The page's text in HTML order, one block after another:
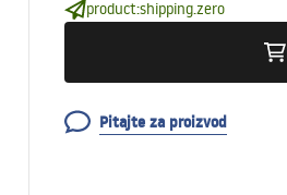
product:shipping.zero
Pitajte za proizvod